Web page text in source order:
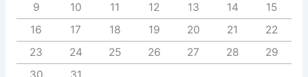
9
10 11 12 13 14
15
16
17 18 19 20 21
22
23
24 25 26 27 28
29